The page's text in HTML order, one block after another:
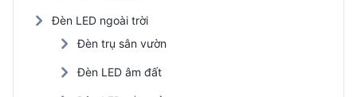
Đèn LED ngoài trời
Đèn trụ sân vườn
Đèn LED âm đất